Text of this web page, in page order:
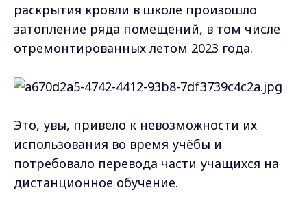
раскрытия кровли в школе произошло
затопление ряда помещений, в том числе
отремонтированных летом 2023 года.
Это, увы, привело к невозможности их
использования во время учёбы и
потребовало перевода части учащихся на
дистанционное обучение.